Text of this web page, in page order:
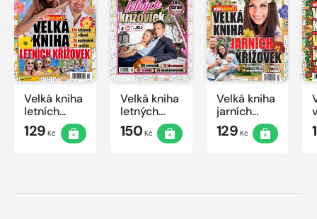
Velká kniha
letních
křížovek
2026
129 Kč
Velká kniha
letných
krížoviek s
TV JOJ
150Kč
Velká kniha
jarních
křížovek
2026
129 Kč